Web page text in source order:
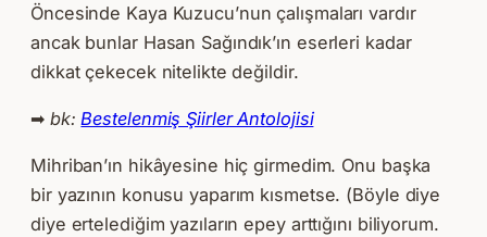
Öncesinde Kaya Kuzucu’nun çalışmaları vardır
ancak bunlar Hasan Sağındık’ın eserleri kadar
dikkat çekecek nitelikte değildir.
➡ bk:Bestelenmiş Şiirler Antolojisi
Mihriban’ın hikâyesine hiç girmedim. Onu başka
bir yazının konusu yaparım kısmetse. (Böyle diye
diye ertelediğim yazıların epey arttığını biliyorum.